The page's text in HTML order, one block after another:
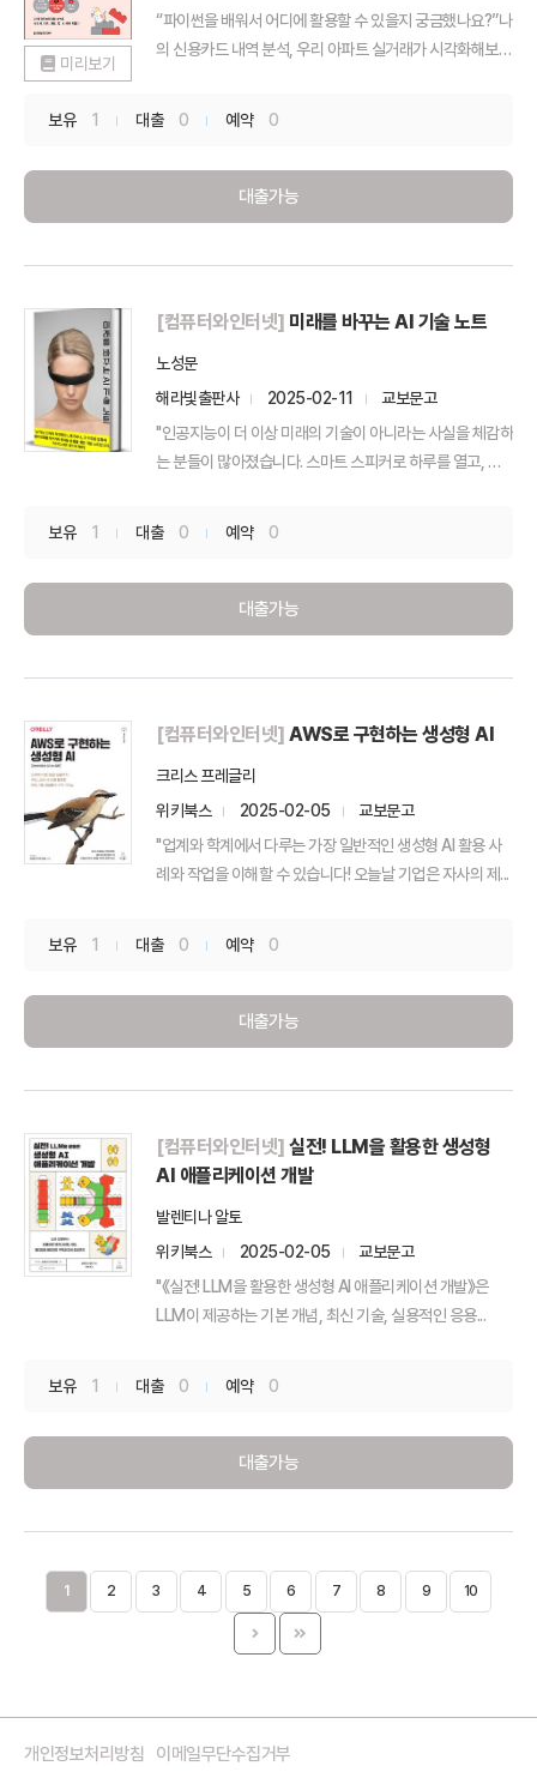
미리보기
“파이썬을 배워서 어디에 활용할 수 있을지 궁금했나요?”나
의 신용카드 내역 분석, 우리 아파트 실거래가 시각화해보
보유 1 대출 0 예약 0
대출가능
[컴퓨터와인터넷] 미래를 바꾸는 AI 기술 노트
노성문
해라빛출판사
2025-02-11
교보문고
"인공지능이 더 이상 미래의 기술이 아니라는 사실을 체감하
는 분들이 많아졌습니다. 스마트 스피커로 하루를 열고, 개
보유 1 대출 0 예약 0
대출가능
[컴퓨터와인터넷] AWS로 구현하는 생성형 AI
크리스 프레글리
위키북스
2025-02-05
교보문고
"업계와 학계에서 다루는 가장 일반적인 생성형 AI 활용 사
례와 작업을 이해할 수 있습니다! 오늘날 기업은 자사의 제...
보유 1 대출 0 예약 0
대출가능
[컴퓨터와인터넷] 실전! LLM을 활용한 생성형
AI 애플리케이션 개발
발렌티나 알토
위키북스
2025-02-05
교보문고
"《실전! LLM을 활용한 생성형 AI 애플리케이션 개발》은
LLM이 제공하는 기본 개념, 최신 기술, 실용적인 응용...
보유 1 대출 0 예약 0
대출가능
1 2 3 4 5 6 7 8 9 10
개인정보처리방침 이메일무단수집거부